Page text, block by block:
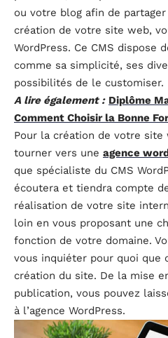
ou votre blog afin de
création de votre site web,
WordPress. Ce CMS dispose
comme sa simplicité, ses
possibilités de le customiser.
A lire également : Diplôme
Comment Choisir la Bonne
Pour la création de votre site
tourner vers une agence
que spécialiste du CMS
écoutera et tiendra compte
réalisation de votre site
loin en vous proposant une
fonction de votre domaine.
vous inquiéter pour quoi que
création du site. De la mise
publication, vous pouvez
à l’agence WordPress.